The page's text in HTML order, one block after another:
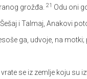
grožđa. 21 Odu oni
i Talmaj, Anakovi
ga, udvoje, na
se iz zemlje koju su